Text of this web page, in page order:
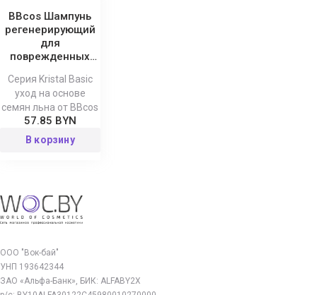
BBcos Шампунь
регенерирующий
для
поврежденных
Серия Kristal Basic
уход на основе
семян льна от BBcos
57.85 BYN
В корзину
ООО "Вок-бай"
УНП 193642344
ЗАО «Альфа-Банк», БИК: ALFABY2X